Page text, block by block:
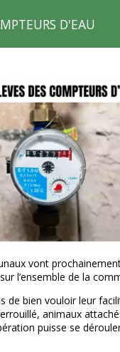
D'EAU
vont
l’ensemble de la
de bien vouloir leur
animaux
puisse se